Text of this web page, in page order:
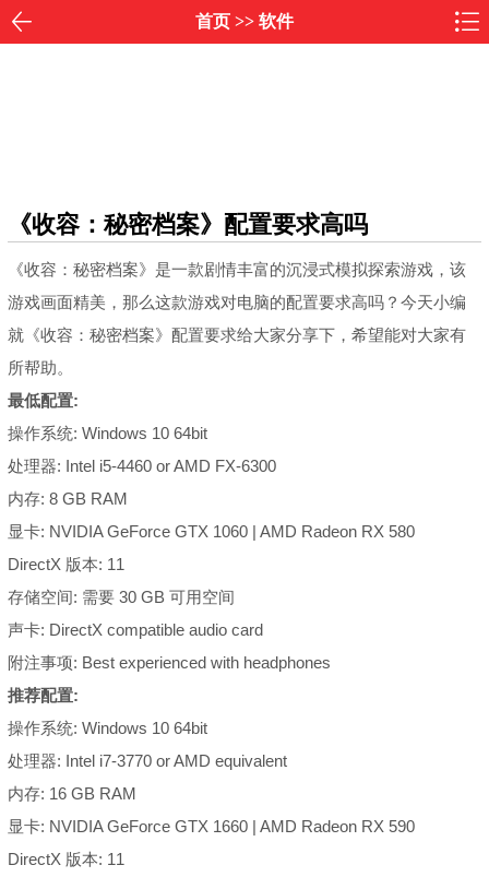
首页>> 软件
《收容：秘密档案》配置要求高吗
《收容：秘密档案》是一款剧情丰富的沉浸式模拟探索游戏，该
游戏画面精美，那么这款游戏对电脑的配置要求高吗？今天小编
就《收容：秘密档案》配置要求给大家分享下，希望能对大家有
所帮助。
最低配置:
操作系统: Windows 10 64bit
处理器: Intel i5-4460 or AMD FX-6300
内存: 8 GB RAM
显卡: NVIDIA GeForce GTX 1060 | AMD Radeon RX 580
DirectX 版本: 11
存储空间: 需要 30 GB 可用空间
声卡: DirectX compatible audio card
附注事项: Best experienced with headphones
推荐配置:
操作系统: Windows 10 64bit
处理器: Intel i7-3770 or AMD equivalent
内存: 16 GB RAM
显卡: NVIDIA GeForce GTX 1660 | AMD Radeon RX 590
DirectX 版本: 11